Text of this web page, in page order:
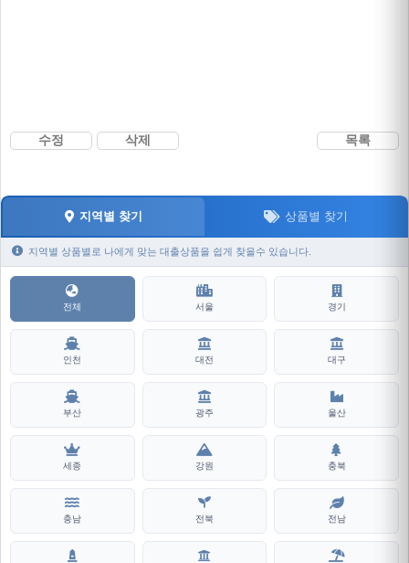
수정 삭제 목록
지역별 찾기 상품별 찾기
지역별 상품별로 나에게 맞는 대출상품을 쉽게 찾을수 있습니다.
전체 서울 경기
인천 대전 대구
부산 광주 울산
세종 강원 충북
충남 전북 전남